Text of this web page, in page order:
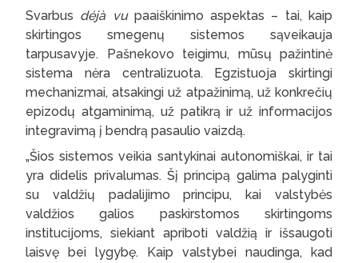
Svarbus déjà vupaaiškinimo aspektas – tai, kaip
skirtingos smegenų sistemos sąveikauja
tarpusavyje. Pašnekovo teigimu, mūsų pažintinė
sistema nėra centralizuota. Egzistuoja skirtingi
mechanizmai, atsakingi už atpažinimą, už konkrečių
epizodų atgaminimą, už patikrą ir už informacijos
integravimą į bendrą pasaulio vaizdą.
„Šios sistemos veikia santykinai autonomiškai, ir tai
yra didelis privalumas. Šį principą galima palyginti
su valdžių padalijimo principu, kai valstybės
valdžios galios paskirstomos skirtingoms
institucijoms, siekiant apriboti valdžią ir išsaugoti
laisvę bei lygybę. Kaip valstybei naudinga, kad